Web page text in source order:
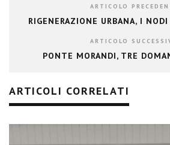
ARTICOLO
RIGENERAZIONE URBANA, I
ARTICOLO
PONTE MORANDI, TRE
ARTICOLI CORRELATI